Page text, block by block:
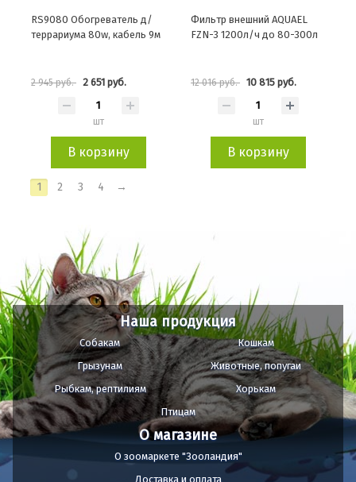
RS9080 Обогреватель д/
террариума 80w, кабель 9м
2 945 руб. 2 651 руб.
шт
В корзину
Фильтр внешний AQUAEL
FZN-3 1200л/ч до 80-300л
12 016 руб. 10 815 руб.
шт
В корзину
1 2 3 4 →
Наша продукция
Собакам
Кошкам
Грызунам
Животные, попугаи
Рыбкам, рептилиям
Хорькам
Птицам
О магазине
О зоомаркете "Зооландия"
Доставка и оплата